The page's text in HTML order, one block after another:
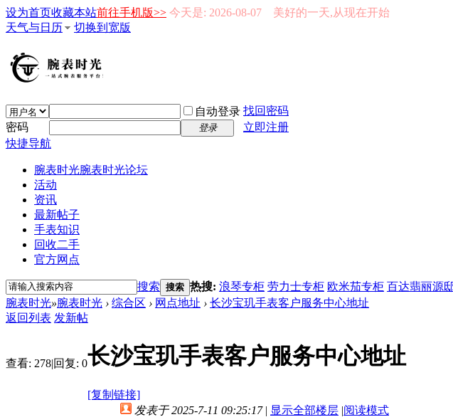
设为首页收藏本站前往手机版>> 今天是: 2026-08-07 美好的一天,从现在开始
天气与日历
切换到宽版
自动登录 找回密码
密码
登录
立即注册
快捷导航
腕表时光腕表时光论坛
活动
资讯
最新帖子
手表知识
回收二手
官方网点
搜索 搜索 热搜: 浪琴专柜 劳力士专柜 欧米茄专柜 百达翡丽源
腕表时光»腕表时光 › 综合区 › 网点地址 › 长沙宝玑手表客户服务中心地址
返回列表 发新帖
查看: 278|回复: 0长沙宝玑手表客户服务中心地址
[复制链接]
发表于 2025-7-11 09:25:17 | 显示全部楼层 |阅读模式